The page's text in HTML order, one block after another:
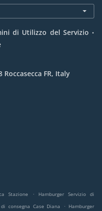
di Utilizzo del Servizio .
FR, Italy
Stazione .
Hamburger Servizio di
consegna Case Diana . Hamburger